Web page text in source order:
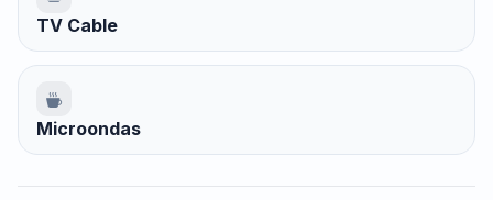
TV Cable
Microondas